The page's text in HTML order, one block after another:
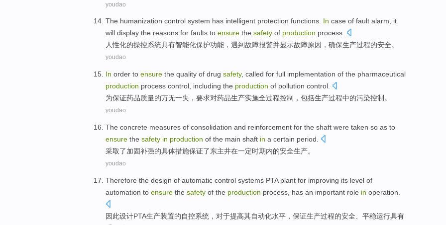
youdao
The humanization control system has intelligent protection functions. In case of fault alarm, it
will display the reasons for faults to ensure the safety of production process.
人性化的操控系统具有智能化保护功能 ， 遇到故障报警并显示故障原因 ， 确保生产过程的安全。
youdao
In order to ensure the quality of drug safety, called for full implementation of the pharmaceutical
production process control including the production of pollution control
为保证药品质量的万无一失 ， 要求对药品生产实施全过程控制 ， 包括生产过程中的污染控制。
youdao
The concrete measures of consolidation and reinforcement for the shaft were taken so as to
ensure the safety in production of the main shaft in a certain period
采取了加固补强的具体措施保证了东主井在一定时期内的安全生产。
youdao
Therefore the design of automatic control systems PTAplant for improving its level of
automation to ensure the safety of the production process has an important role in operation
因此设计PTA生产装置的自控系统 ， 对于提高其自动化水平 ， 保证生产过程的安全 、平稳运行具有